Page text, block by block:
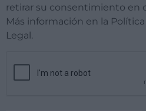
retirar su consentimiento en
Más información en la
Legal.